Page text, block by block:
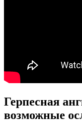
Герпесная
возможные